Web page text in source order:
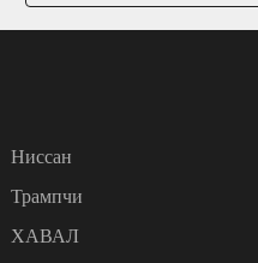
Ниссан
Трампчи
ХАВАЛ